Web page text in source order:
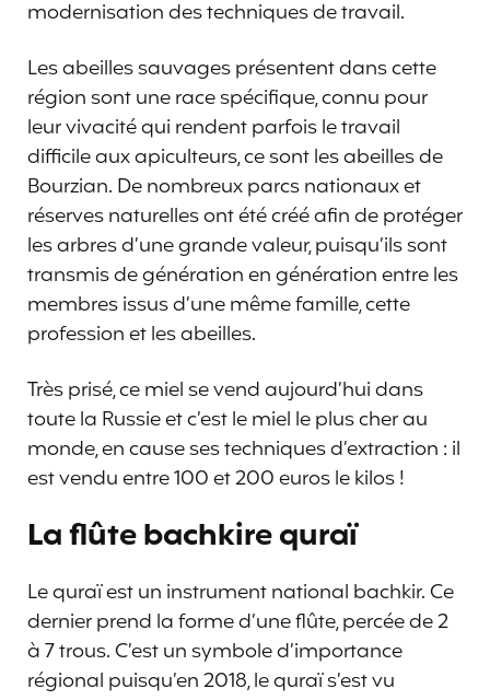
modernisation des techniques de travail.
Les abeilles sauvages présentent dans cette
région sont une race spécifique, connu pour
leur vivacité qui rendent parfois le travail
difficile aux apiculteurs, ce sont les abeilles de
Bourzian. De nombreux parcs nationaux et
réserves naturelles ont été créé afin de protéger
les arbres d’une grande valeur, puisqu’ils sont
transmis de génération en génération entre les
membres issus d’une même famille, cette
profession et les abeilles.
Très prisé, ce miel se vend aujourd’hui dans
toute la Russie et c’est le miel le plus cher au
monde, en cause ses techniques d’extraction : il
est vendu entre 100 et 200 euros le kilos !
La flûte bachkire quraï
Le quraï est un instrument national bachkir. Ce
dernier prend la forme d’une flûte, percée de 2
à 7 trous. C’est un symbole d’importance
régional puisqu’en 2018, le quraï s’est vu